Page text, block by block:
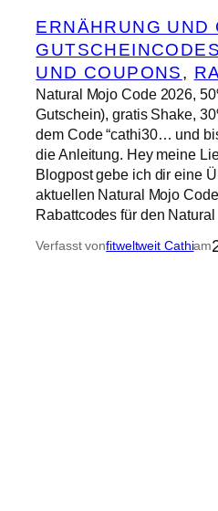
ERNÄHRUNG UND
GUTSCHEINCODES
UND COUPONS,
Natural Mojo Code 2026,
Gutschein), gratis Shake,
dem Code “cathi30… und
die Anleitung. Hey meine
Blogpost gebe ich dir eine
aktuellen Natural Mojo
Rabattcodes für den
Verfasst vonfitweltweit Cathiam